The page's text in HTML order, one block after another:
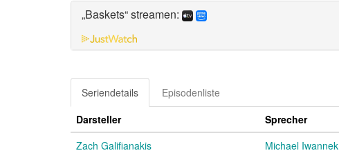
„Baskets“ streamen:
Seriendetails
Episodenliste
Darsteller
Sprecher
Zach Galifianakis
Michael Iwannek